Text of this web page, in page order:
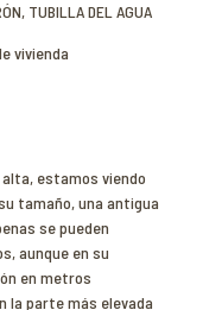
TUBILLA DEL AGUA
vivienda
estamos viendo
tamaño, una antigua
se pueden
aunque en su
en metros
la parte más elevada